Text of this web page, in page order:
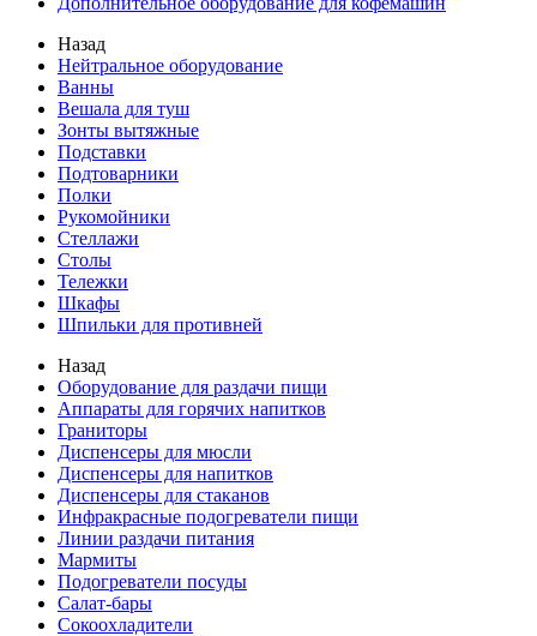
Назад
Нейтральное оборудование
Ванны
Вешала для туш
Зонты вытяжные
Подставки
Подтоварники
Полки
Рукомойники
Стеллажи
Столы
Тележки
Шкафы
Шпильки для противней
Назад
Оборудование для раздачи пищи
Аппараты для горячих напитков
Граниторы
Диспенсеры для мюсли
Диспенсеры для напитков
Диспенсеры для стаканов
Инфракрасные подогреватели пищи
Линии раздачи питания
Мармиты
Подогреватели посуды
Салат-бары
Сокоохладители